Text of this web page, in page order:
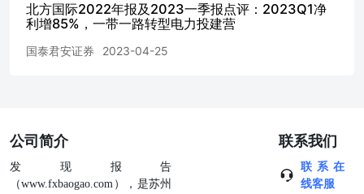
北方国际2022年报及2023一季报点评：2023Q1净
利增85%，一带一路转型电力投建营
国泰君安证券 2023-04-25
公司简介
发现报告
（www.fxbaogao.com），是苏州
联系我们
联系在
线客服